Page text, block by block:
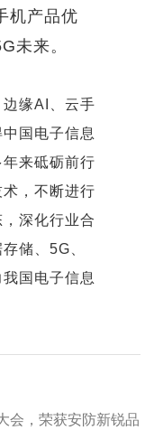
机产品优
未来。
缘AI、云手
国电子信息
来砥砺前行
，不断进行
深化行业合
储、5G、
国电子信息
会，荣获安防新锐品